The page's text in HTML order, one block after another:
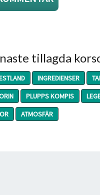
tillagda
INGREDIENSER
PLUPPS KOMPIS
ATMOSFÄR